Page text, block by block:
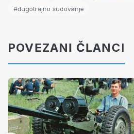
#dugotrajno sudovanje
POVEZANI ČLANCI